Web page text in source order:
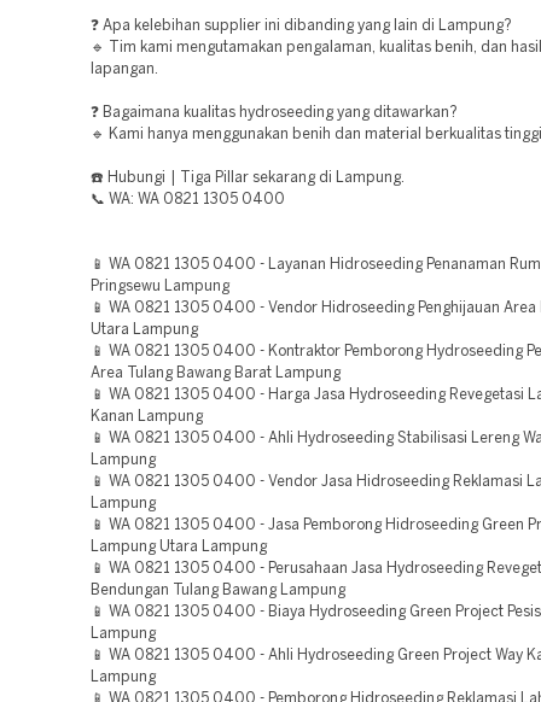
❓ Apa kelebihan supplier ini dibanding yang lain di Lampung?
🔹 Tim kami mengutamakan pengalaman, kualitas benih, dan
lapangan.
❓ Bagaimana kualitas hydroseeding yang ditawarkan?
🔹 Kami hanya menggunakan benih dan material berkualitas
☎️ Hubungi | Tiga Pillar sekarang di Lampung.
📞 WA: WA 0821 1305 0400
📱 WA 0821 1305 0400 - Layanan Hidroseeding Penanaman
Pringsewu Lampung
📱 WA 0821 1305 0400 - Vendor Hidroseeding Penghijauan Area
Utara Lampung
📱 WA 0821 1305 0400 - Kontraktor Pemborong Hydroseeding
Area Tulang Bawang Barat Lampung
📱 WA 0821 1305 0400 - Harga Jasa Hydroseeding Revegetasi
Kanan Lampung
📱 WA 0821 1305 0400 - Ahli Hydroseeding Stabilisasi Lereng
Lampung
📱 WA 0821 1305 0400 - Vendor Jasa Hidroseeding Reklamasi
Lampung
📱 WA 0821 1305 0400 - Jasa Pemborong Hidroseeding Green
Lampung Utara Lampung
📱 WA 0821 1305 0400 - Perusahaan Jasa Hydroseeding
Bendungan Tulang Bawang Lampung
📱 WA 0821 1305 0400 - Biaya Hydroseeding Green Project
Lampung
📱 WA 0821 1305 0400 - Ahli Hydroseeding Green Project Way
Lampung
📱 WA 0821 1305 0400 - Pemborong Hidroseeding Reklamasi